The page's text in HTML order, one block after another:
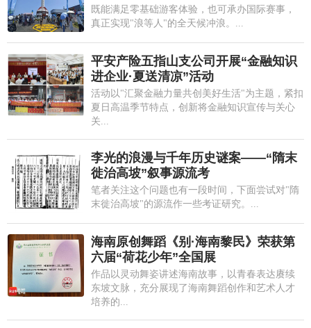
既能满足零基础游客体验，也可承办国际赛事，
真正实现"浪等人"的全天候冲浪。...
平安产险五指山支公司开展“金融知识
进企业·夏送清凉”活动
活动以"汇聚金融力量共创美好生活"为主题，紧扣
夏日高温季节特点，创新将金融知识宣传与关心
关...
李光的浪漫与千年历史谜案——“隋末
徙治高坡”叙事源流考
笔者关注这个问题也有一段时间，下面尝试对"隋
末徙治高坡"的源流作一些考证研究。...
海南原创舞蹈《别·海南黎民》荣获第
六届“荷花少年”全国展
作品以灵动舞姿讲述海南故事，以青春表达赓续
东坡文脉，充分展现了海南舞蹈创作和艺术人才
培养的...